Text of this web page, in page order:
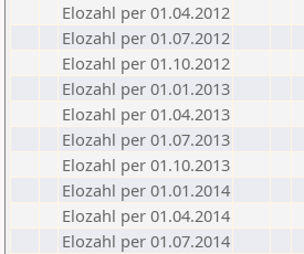
Elozahl per 01.04.2012
Elozahl per 01.07.2012
Elozahl per 01.10.2012
Elozahl per 01.01.2013
Elozahl per 01.04.2013
Elozahl per 01.07.2013
Elozahl per 01.10.2013
Elozahl per 01.01.2014
Elozahl per 01.04.2014
Elozahl per 01.07.2014